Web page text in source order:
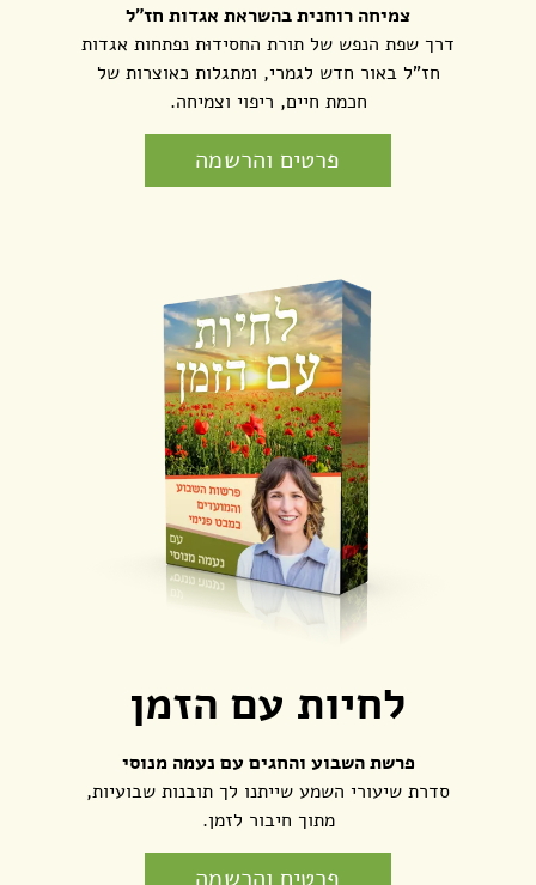
צמיחה רוחנית בהשראת אגדות חז"ל
דרך שפת הנפש של תורת החסידוּת נפתחות אגדות
חז"ל באור חדש לגמרי, ומתגלות כאוצרות של
חכמת חיים, ריפוי וצמיחה.
פרטים והרשמה
לחיות עם הזמן
פרשת השבוע והחגים עם נעמה מנוסי
סדרת שיעורי השמע שייתנו לך תובנות שבועיות,
מתוך חיבור לזמן.
פרטים והרשמה